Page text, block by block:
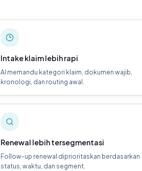
Intake klaim lebih rapi
AI memandu kategori klaim, dokumen wajib,
kronologi, dan routing awal.
Renewal lebih tersegmentasi
Follow-up renewal diprioritaskan berdasarkan
status, waktu, dan segment.